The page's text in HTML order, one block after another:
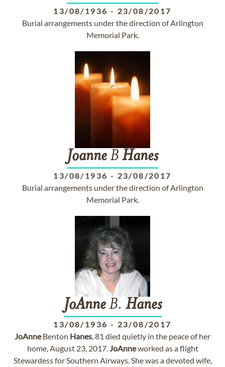
13/08/1936 - 23/08/2017
Burial arrangements under the direction of Arlington
Memorial Park.
JoanneB Hanes
13/08/1936 - 23/08/2017
Burial arrangements under the direction of Arlington
Memorial Park.
JoAnneB. Hanes
13/08/1936 - 23/08/2017
JoAnneBenton Hanes, 81 died quietly in the peace of her
home, August 23, 2017.JoAnneworked as a flight
Stewardess for Southern Airways. She was a devoted wife,